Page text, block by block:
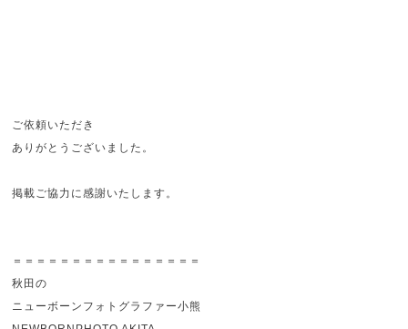
ご依頼いただき
ありがとうございました。
掲載ご協力に感謝いたします。
＝＝＝＝＝＝＝＝＝＝＝＝＝＝＝＝
秋田の
ニューボーンフォトグラファー小熊